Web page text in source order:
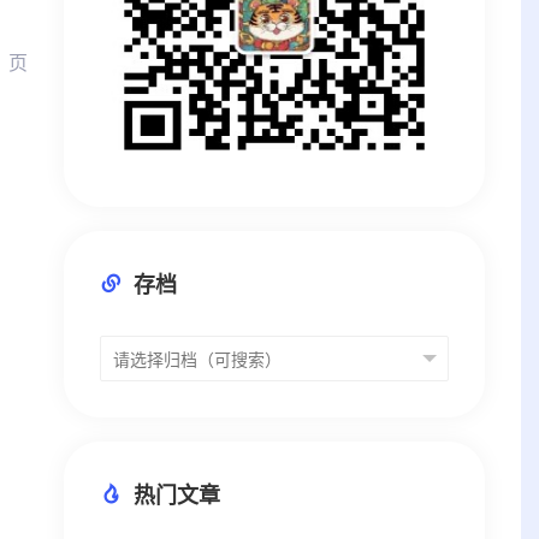
页
存档
热门文章